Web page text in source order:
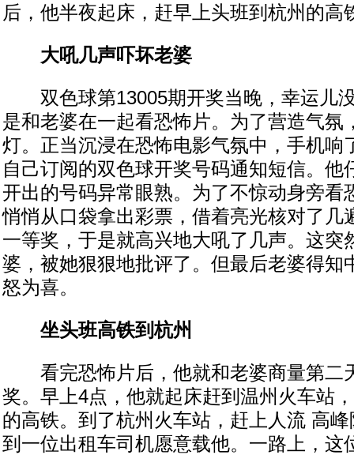
后，他半夜起床，赶早上头班到杭州的高
大吼几声吓坏老婆
双色球第13005期开奖当晚，幸运儿
是和老婆在一起看恐怖片。为了营造气氛
灯。正当沉浸在恐怖电影气氛中，手机响
自己订阅的双色球开奖号码通知短信。他
开出的号码异常眼熟。为了不惊动身旁看
悄悄从口袋拿出彩票，借着亮光核对了几
一等奖，于是就高兴地大吼了几声。这突
婆，被她狠狠地批评了。但最后老婆得知
怒为喜。
坐头班高铁到杭州
看完恐怖片后，他就和老婆商量第二
奖。早上4点，他就起床赶到温州火车站
的高铁。到了杭州火车站，赶上人流 高
到一位出租车司机愿意载他。一路上，这